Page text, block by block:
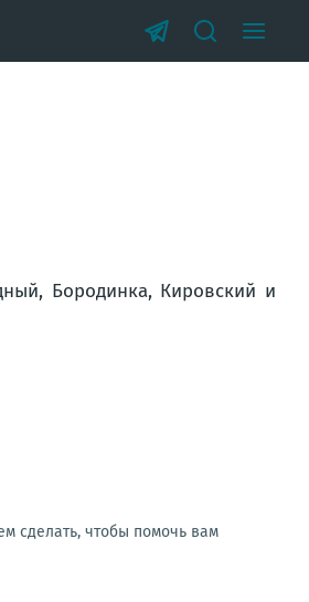
Бородинка, Кировский и
сделать, чтобы помочь вам